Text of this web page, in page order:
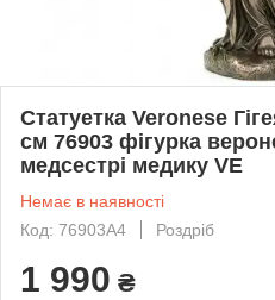
Статуетка Veronese
см 76903 фігурка
медсестрі медику VE
Немає в наявності
Код: 76903A4
Роздріб
1 990 ₴